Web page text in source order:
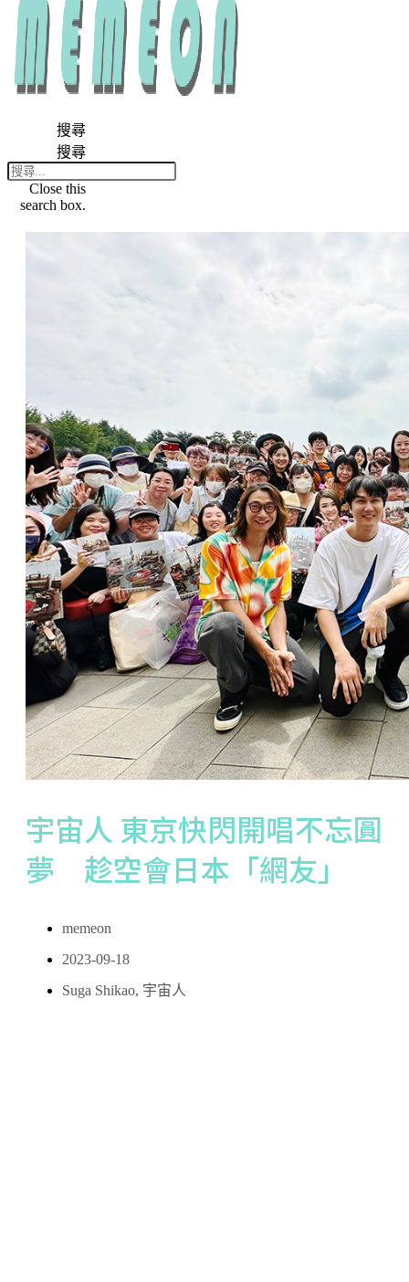
搜尋
搜尋
Close this
search box.
宇宙人 東京快閃開唱不忘圓
夢 趁空會日本「網友」
memeon
2023-09-18
Suga Shikao, 宇宙人